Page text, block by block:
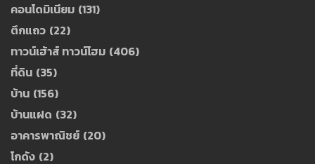
คอนโดมิเนียม (131)
ตึกแถว (22)
ทาวน์เฮ้าส์ ทาวน์โฮม (406)
ที่ดิน (35)
บ้าน (156)
บ้านแฝด (32)
อาคารพาณิชย์ (20)
โกดัง (2)